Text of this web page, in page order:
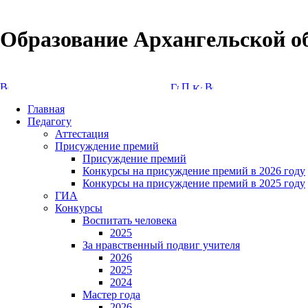
Образование Архангельской
Главная
Педагогу
Аттестация
Присуждение премий
Присуждение премий
Конкурсы на присуждение премий в 2026 году
Конкурсы на присуждение премий в 2025 году
ГИА
Конкурсы
Воспитать человека
2025
За нравственный подвиг учителя
2026
2025
2024
Мастер года